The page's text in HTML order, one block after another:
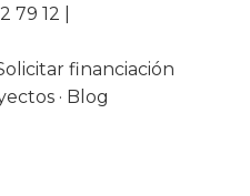
79 12
financiación
· Blog